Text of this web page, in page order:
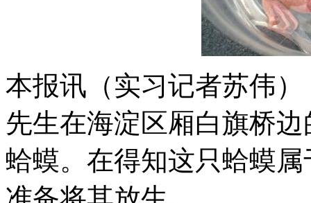
本报讯（实习记者苏伟
先生在海淀区厢白旗桥
蛤蟆。在得知这只蛤蟆